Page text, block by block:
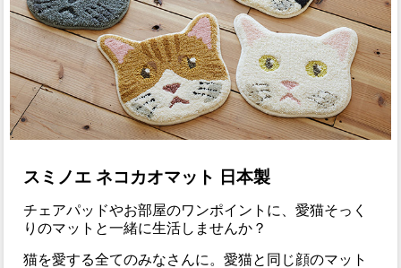
スミノエ ネコカオマット 日本製
チェアパッドやお部屋のワンポイントに、愛猫そっく
りのマットと一緒に生活しませんか？
猫を愛する全てのみなさんに。愛猫と同じ顔のマット